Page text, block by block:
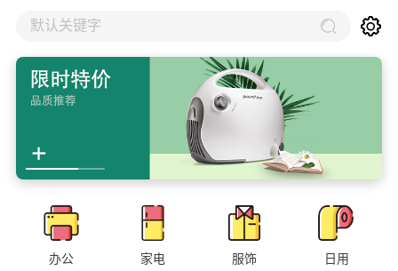
默认关键字
办公 家电 服饰 日用